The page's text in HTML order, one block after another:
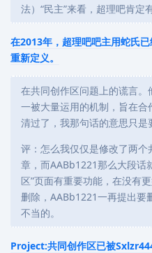
法）“民主”来看，超理吧肯定
在2013年，超理吧吧主用蛇氏
重新定义。
在共同创作区问题上的谎言。
一被大量运用的机制，旨在合
清过了，我那句话的意思只是
评：怎么我仅仅是修改了两个
章，而AABb1221那么大段话
区”页面有重要功能，在没有
删除，AABb1221一再提出要
不当的。
Project:共同创作区已被